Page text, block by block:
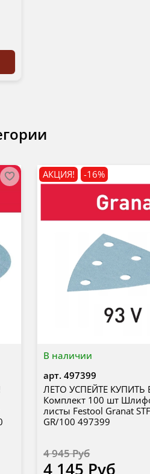
В наличии
АКЦИЯ! -16%
арт.497399
ЛЕТО УСПЕЙТЕ
Комплект 100 шт
листы Festool Granat
GR/100 497399
4 945 Руб
4 145 Руб